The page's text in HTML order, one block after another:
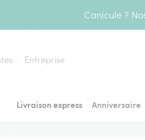
Canicule ?
Entreprise
Livraison express Anniversaire